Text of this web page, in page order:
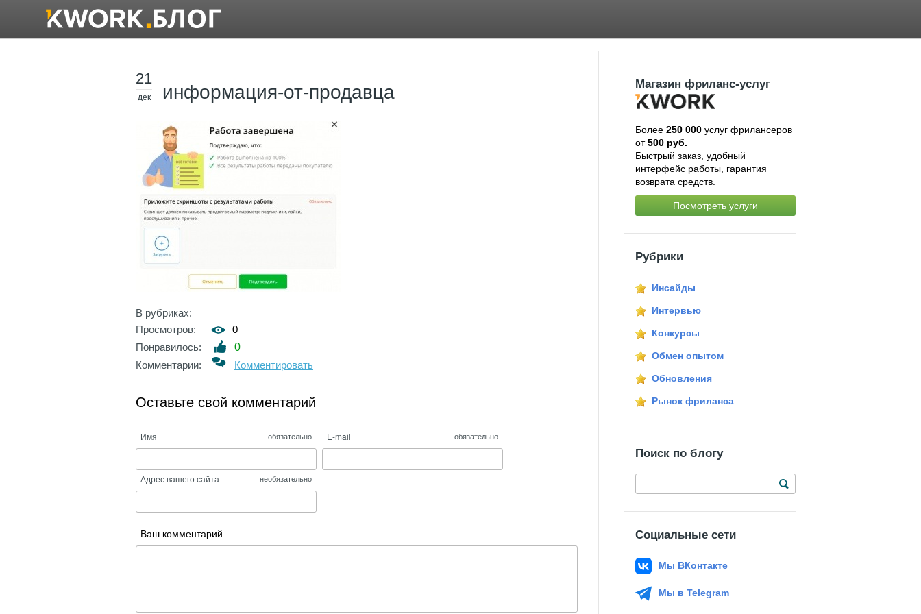
21
дек информация-от-продавца
В рубриках:
Просмотров:
0
Понравилось:
0
Комментарии:
Комментировать
Оставьте свой комментарий
Имя обязательно E-mail обязательно
Адрес вашего сайта необязательно
Ваш комментарий
Магазин фриланс-услуг
Более 250 000услуг фрилансеров
от500 руб.
Быстрый заказ, удобный
интерфейс работы, гарантия
возврата средств.
Посмотреть услуги
Рубрики
Инсайды
Интервью
Конкурсы
Обмен опытом
Обновления
Рынок фриланса
Поиск по блогу
Социальные сети
Мы ВКонтакте
Мы в Telegram